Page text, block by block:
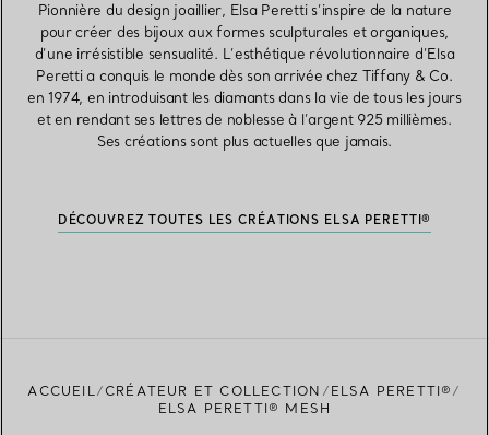
Pionnière du design joaillier, Elsa Peretti s’inspire de la nature
pour créer des bijoux aux formes sculpturales et organiques,
d’une irrésistible sensualité. L’esthétique révolutionnaire d’Elsa
Peretti a conquis le monde dès son arrivée chez Tiffany & Co.
en 1974, en introduisant les diamants dans la vie de tous les jours
et en rendant ses lettres de noblesse à l’argent 925 millièmes.
Ses créations sont plus actuelles que jamais.
DÉCOUVREZ TOUTES LES CRÉATIONS ELSA PERETTI®
ACCUEIL CRÉATEUR ET COLLECTION
ELSA PERETTI®
ELSA PERETTI® MESH